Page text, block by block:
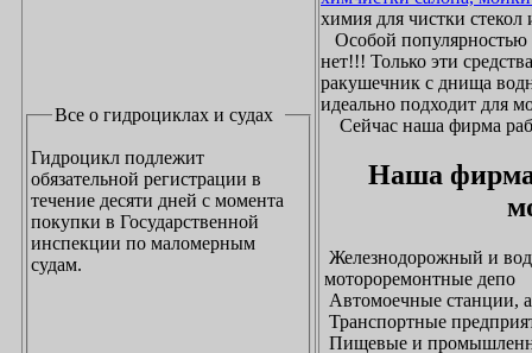
Все о гидроциклах и судах
Гидроцикл подлежит
обязательной регистрации в
течение десяти дней с момента
покупки в Государственной
инспекции по маломерным
судам.
химия для чистки стекол
Особой популярностью
нет!!! Только эти
ракушечник с днища
идеально подходит для
Сейчас наша фирма
Наша фирма
Железнодорожный и
мотороремонтные депо
Автомоечные станции,
Транспортные
Пищевые и